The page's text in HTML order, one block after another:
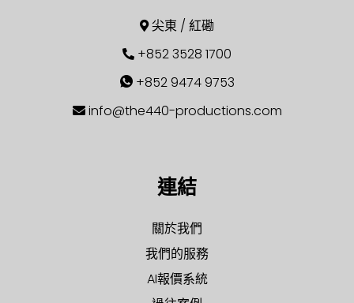
尖東 / 紅磡
+852 3528 1700
+852 9474 9753
info@the440-productions.com
連結
關於我們
我們的服務
AI報價系統